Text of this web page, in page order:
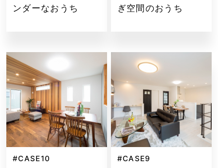
ンダーなおうち
ぎ空間のおうち
#CASE10 #CASE9